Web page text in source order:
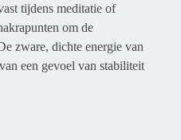
tijdens meditatie of
om de
zware, dichte energie van
een gevoel van stabiliteit